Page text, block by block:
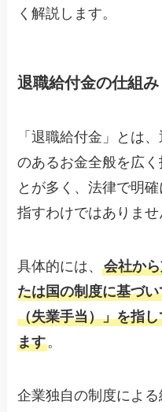
く解説します。
退職給付金の仕組み
「退職給付金」とは
のあるお金全般を広
とが多く、法律で明
指すわけではありませ
具体的には、会社か
たは国の制度に基づ
（失業手当）」を指
ます。
企業独自の制度によ